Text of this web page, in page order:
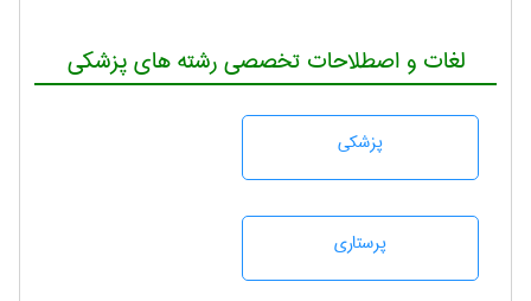
لغات و اصطلاحات تخصصی رشته های پزشکی
پزشكی
پرستاری